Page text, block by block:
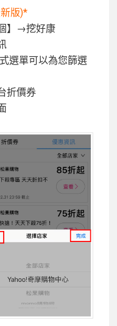
版)*
】→挖好康
選單可以為您篩選
折價券